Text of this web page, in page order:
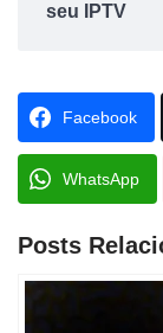
seu IPTV
Facebook
WhatsApp
Posts